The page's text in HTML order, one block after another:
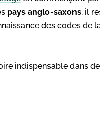
pays anglo-saxons, il
des codes de
indispensable dans